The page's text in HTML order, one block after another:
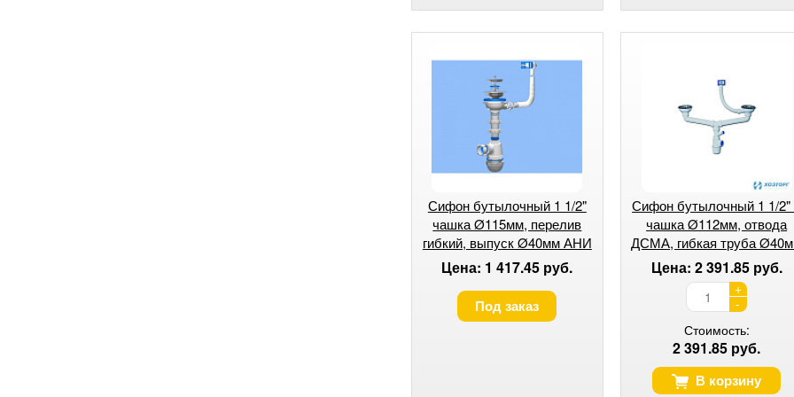
Сифон бутылочный 1 1/2"
чашка Ø115мм, перелив
гибкий, выпуск Ø40мм АНИ
ГРОТ А0145S (1/10)
Цена: 1 417.45 руб.
Под заказ
Сифон бутылочный 1 1/2"
чашка Ø112мм, отвода
ДСМА, гибкая труба
Элит
Цена: 2 391.85 руб.
+
-
Стоимость:
2 391.85 руб.
В корзину